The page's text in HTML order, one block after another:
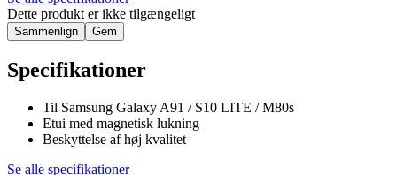
Dette produkt er ikke tilgængeligt
Sammenlign Gem
Specifikationer
Til Samsung Galaxy A91 / S10 LITE / M80s
Etui med magnetisk lukning
Beskyttelse af høj kvalitet
Se alle specifikationer